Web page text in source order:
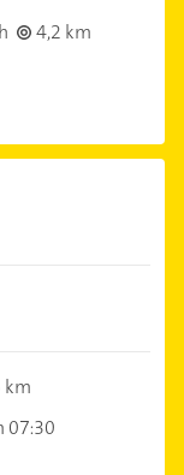
4,2 km
km
07:30